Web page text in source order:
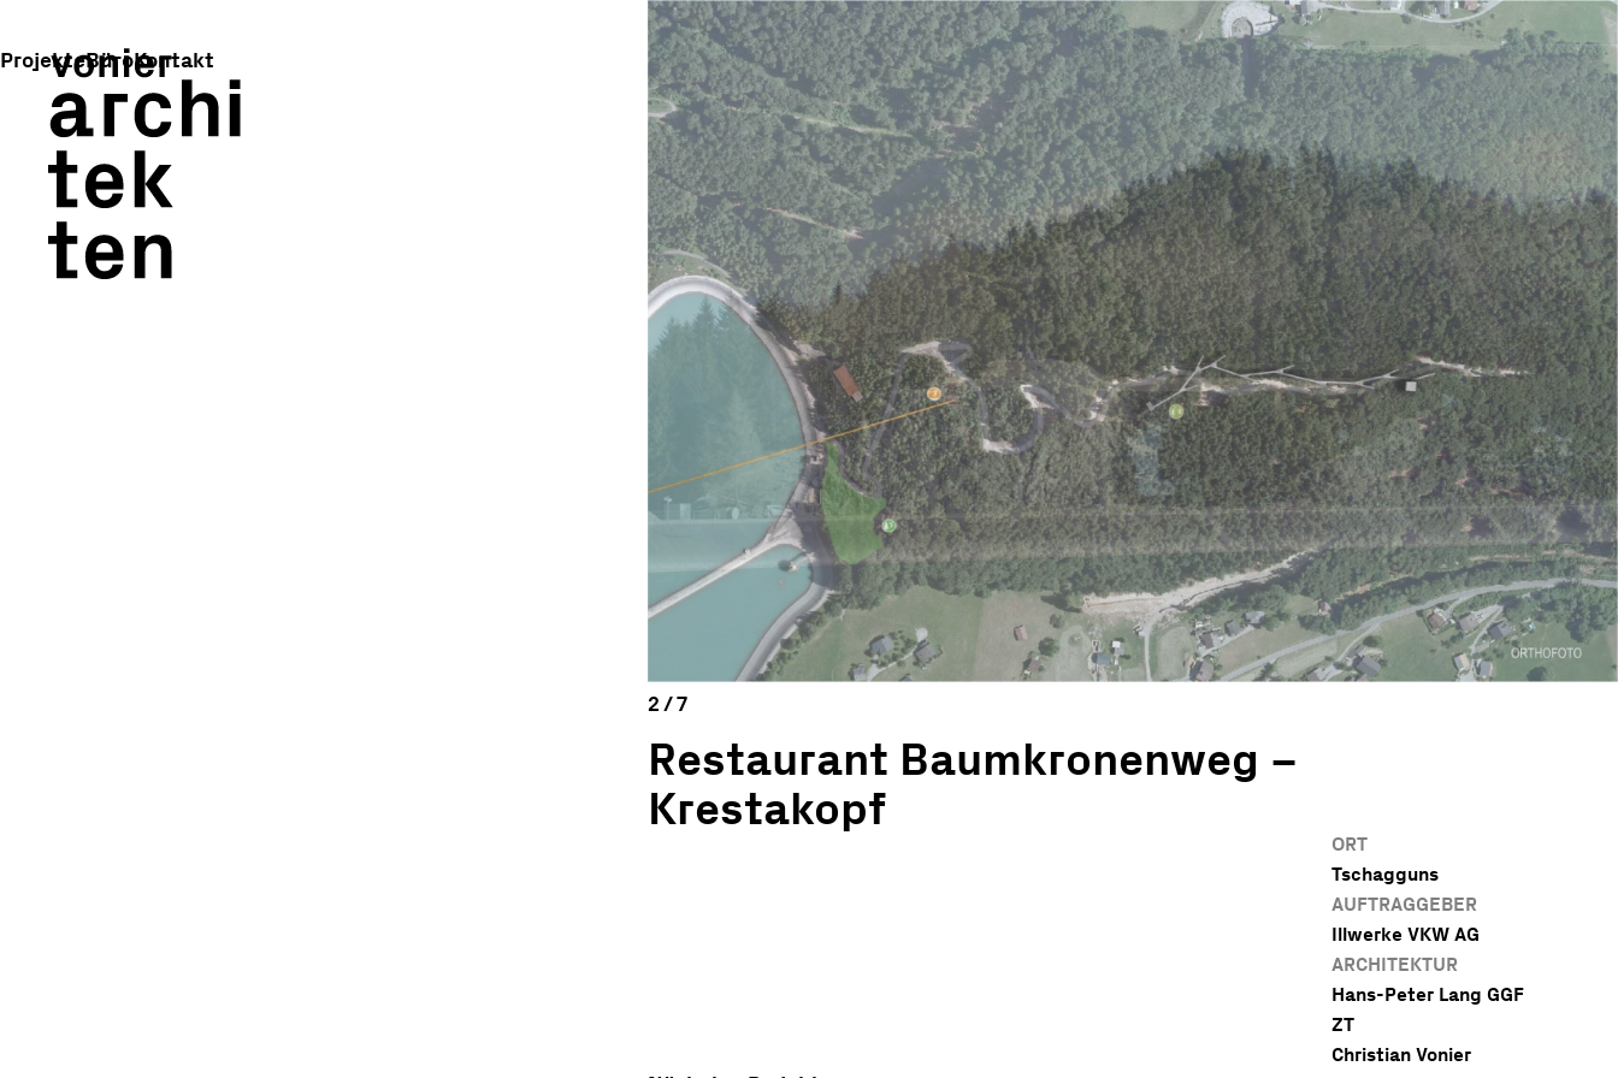
ProjekteBüroKontakt
Restaurant Baumkronenweg –
Krestakopf
ORT
Tschagguns
AUFTRAGGEBER
Illwerke VKW AG
ARCHITEKTUR
Hans-Peter Lang GGF
ZT
Christian Vonier